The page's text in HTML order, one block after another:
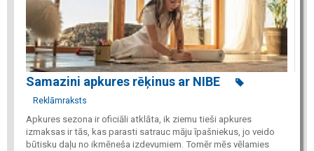
Samazini apkures rēķinus ar NIBE
Reklāmraksts
Apkures sezona ir oficiāli atklāta, ik ziemu tieši apkures
izmaksas ir tās, kas parasti satrauc māju īpašniekus, jo veido
būtisku daļu no ikmēneša izdevumiem. Tomēr mēs vēlamies